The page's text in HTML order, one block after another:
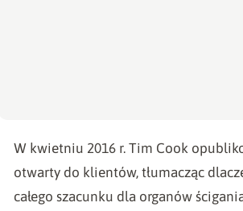
W kwietniu 2016 r. Tim Cook
otwarty do klientów, tłumacząc
całego szacunku dla organów